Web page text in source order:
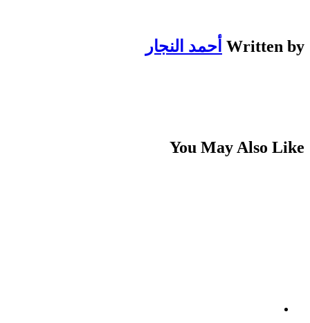
Written by أحمد النجار
You May Also Like